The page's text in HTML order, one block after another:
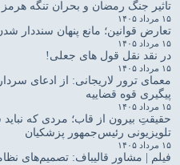
تاثیر جنگ رمضان و بحران تنگه هرمز
۱۵ مرداد ۱۴۰۵
تعارض قوانین؛ مانع پنهان سنددار
۱۵ مرداد ۱۴۰۵
در نقد نقل قول های جعلی!
۱۵ مرداد ۱۴۰۵
معمای ترور لاریجانی: از ادعای
پیگیری قوه قضاییه
۱۵ مرداد ۱۴۰۵
حقیقتِ بیرون از قاب؛ مردی که
تلویزیونی رئیس‌جمهور پزشکیان
۱۵ مرداد ۱۴۰۵
فیلم | مشاور قالیباف: تصمیم‌های